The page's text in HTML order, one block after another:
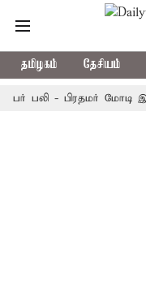
தமிழகம் தேசியம்
- பிரதமர் மோடி இரங்கல்